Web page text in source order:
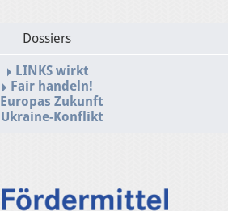
Dossiers
LINKS wirkt
Fair handeln!
Europas Zukunft
Ukraine-Konflikt